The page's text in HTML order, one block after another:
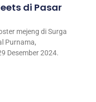
di Pasar
mejeng di Surga
Purnama,
Desember 2024.